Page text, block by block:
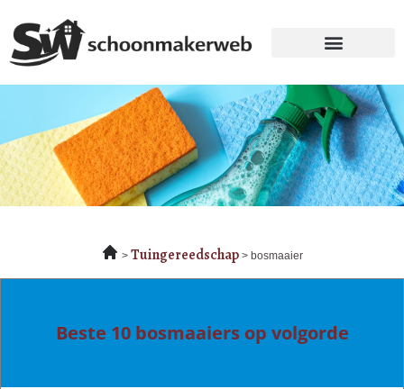
Tuingereedschap bosmaaier
Beste 10 bosmaaiers op volgorde